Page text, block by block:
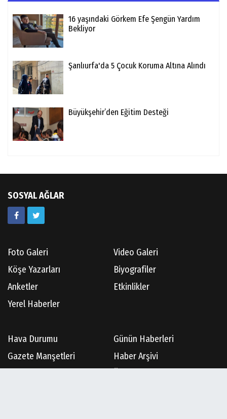
16 yaşındaki Görkem Efe Şengün Yardım
Bekliyor
Şanlıurfa'da 5 Çocuk Koruma Altına Alındı
Büyükşehir’den Eğitim Desteği
SOSYAL AĞLAR
Foto Galeri
Video Galeri
Köşe Yazarları
Biyografiler
Anketler
Etkinlikler
Yerel Haberler
Hava Durumu
Günün Haberleri
Gazete Manşetleri
Haber Arşivi